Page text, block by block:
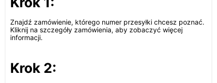
Znajdź zamówienie, którego numer przesyłki chcesz poznać.
Kliknij na szczegóły zamówienia, aby zobaczyć więcej
informacji.
Krok 2: